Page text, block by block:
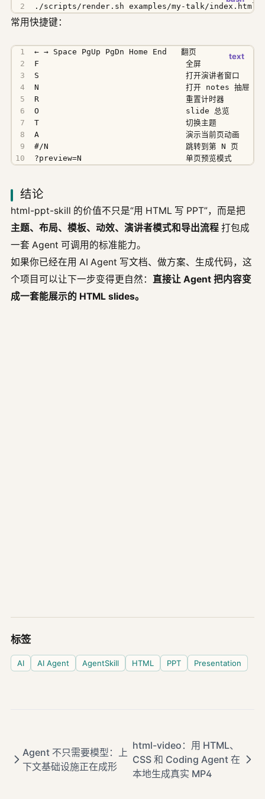
./scripts/render.sh examples/my-talk/index.html
常用快捷键：
?preview=N                      单页预览模式
结论
html-ppt-skill 的价值不只是“用 HTML 写 PPT”，而是把
主题、布局、模板、动效、演讲者模式和导出流程 打包成
一套 Agent 可调用的标准能力。
如果你已经在用 AI Agent 写文档、做方案、生成代码，这
个项目可以让下一步变得更自然： 直接让 Agent 把内容变
成一套能展示的 HTML slides。
标签
AI AI Agent AgentSkill HTML PPT Presentation
Agent 不只需要模型：上
下文基础设施正在成形
html-video：用 HTML、
CSS 和 Coding Agent 在
本地生成真实 MP4